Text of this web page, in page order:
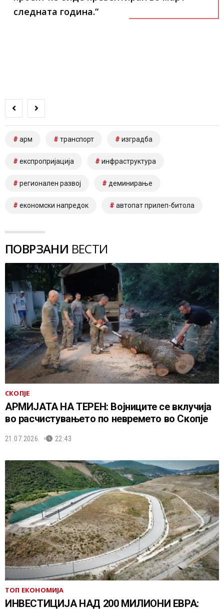
следната година.“
арм транспорт изградба
експропријација инфраструктура
регионален развој деминирање
економски напредок автопат прилеп-битола
ПОВРЗАНИ ВЕСТИ
СКОПЈЕ
АРМИЈАТА НА ТЕРЕН: Војниците се вклучија
во расчистувањето по невремето во Скопје
21.07.2026. 22:43
ТОП ЕКОНОМИЈА
ИНВЕСТИЦИЈА НАД 200 МИЛИОНИ ЕВРА: